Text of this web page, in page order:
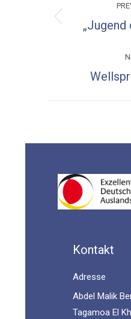
Kontakt
Adresse
Abdel Malik
Tagamoa El